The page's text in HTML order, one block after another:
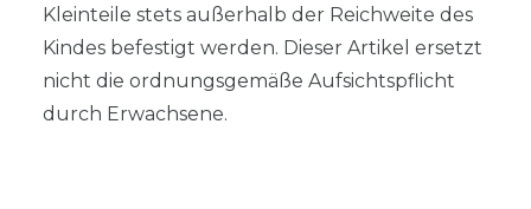
Kleinteile stets außerhalb der Reichweite des
Kindes befestigt werden. Dieser Artikel ersetzt
nicht die ordnungsgemäße Aufsichtspflicht
durch Erwachsene.